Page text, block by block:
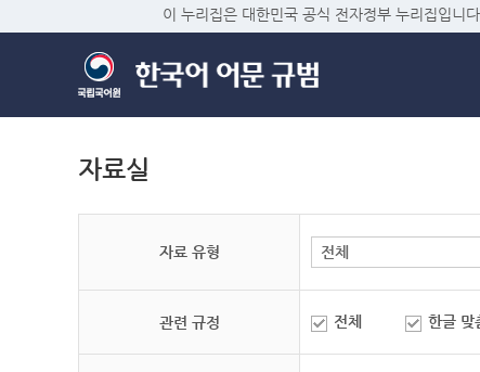
이 누리집은 대한민국 공식 전자정부 누리집입니다.
자료실
자료 유형
관련 규정 전체 한글 맞